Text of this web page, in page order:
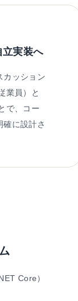
立実装へ
カッション
業員）と
で、コー
確に設計さ
Core）